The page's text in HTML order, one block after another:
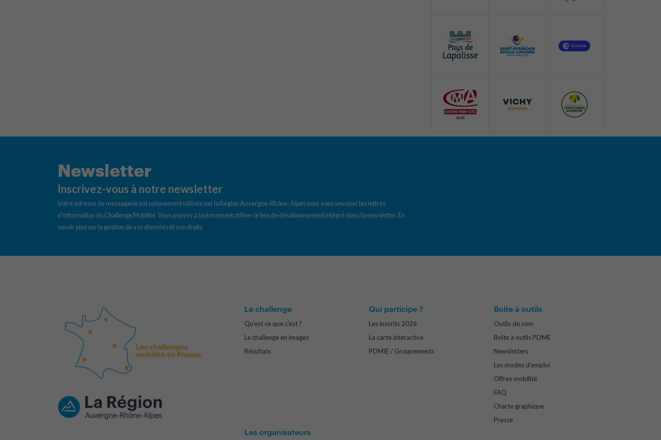
Newsletter
Inscrivez-vous à notre newsletter
Votre adresse de messagerie est uniquement utilisée par la Région Auvergne-Rhône-Alpes pour vous envoyer les lettres
d’information du Challenge Mobilité. Vous pouvez à tout moment utiliser le lien de désabonnement intégré dans la newsletter. En
savoir plus sur la gestion de vos données et vos droits
Le challenge
Qu'est ce que c'est ?
Le challenge en images
Résultats
Qui participe ?
Les inscrits 2026
La carte interactive
PDMIE / Groupements
Boite à outils
Outils de com
Boîte à outils PDME
Newsletters
Les modes d'emploi
Offres mobilité
FAQ
Charte graphique
Presse
Les organisateurs